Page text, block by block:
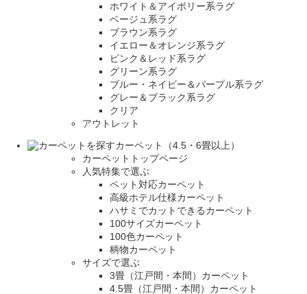
ホワイト＆アイボリー系ラグ
ベージュ系ラグ
ブラウン系ラグ
イエロー＆オレンジ系ラグ
ピンク＆レッド系ラグ
グリーン系ラグ
ブルー・ネイビー＆パープル系ラグ
グレー＆ブラック系ラグ
クリア
アウトレット
カーペット（4.5・6畳以上）
カーペットトップページ
人気特集で選ぶ
ペット対応カーペット
高級ホテル仕様カーペット
ハサミでカットできるカーペット
100サイズカーペット
100色カーペット
柄物カーペット
サイズで選ぶ
3畳（江戸間・本間）カーペット
4.5畳（江戸間・本間）カーペット